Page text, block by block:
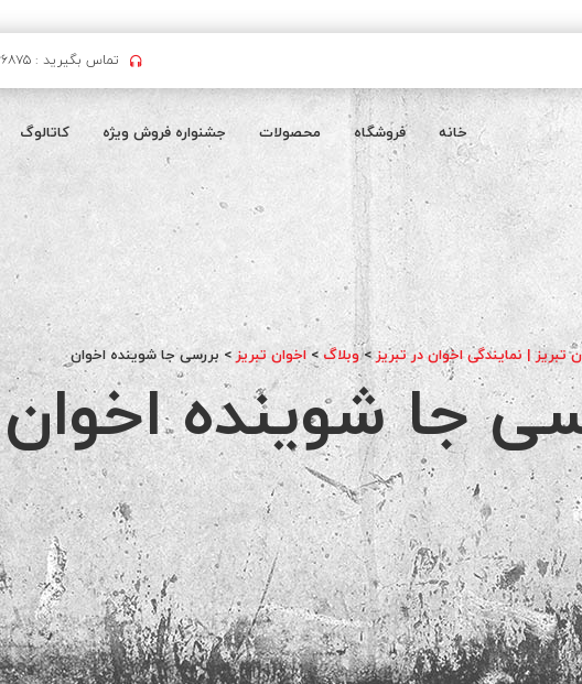
تماس بگیرید : ۰۴۱۳۵۲۶۶۸۷۵ | ۰۹۱۴۶۹۱۳۴۰۰
خانه فروشگاه محصولات جشنواره فروش ویژه کاتالوگ
تبریز | نمایندگی اخوان در تبریز>وبلاگ>اخوان تبریز>بررسی جا شوینده اخوان
جا شوینده اخوان